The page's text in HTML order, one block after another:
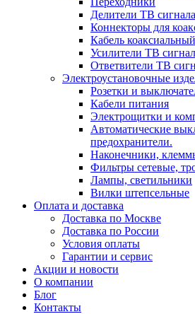
Делители ТВ сигнала
Коннекторы для
Кабель коаксиальный
Усилители ТВ
Ответвители ТВ
Электроустановочные
Розетки и
Кабели питания
Электрощитки и
Автоматические
предохранители.
Наконечники,
Фильтры сетевые,
Лампы, светильники
Вилки штепсельные
Оплата и доставка
Доставка по Москве
Доставка по России
Условия оплаты
Гарантии и сервис
Акции и новости
О компании
Блог
Контакты